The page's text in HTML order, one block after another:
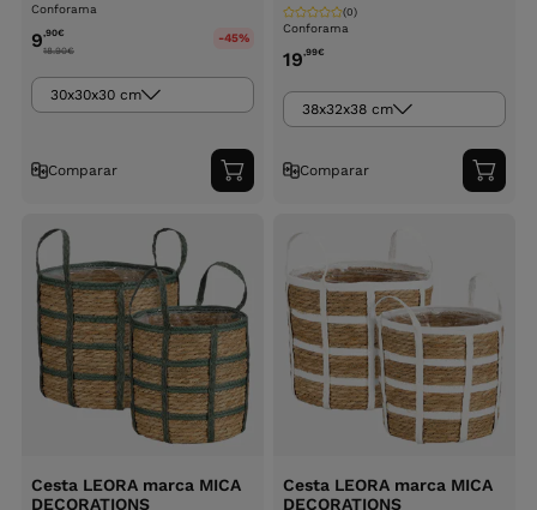
Conforama
9,90€
18.90€
-45%
30x30x30 cm
Comparar
Adicionar
ao
Conforama
(0)
19,99€
38x32x38 cm
Comparar
ao
Cesta LEORA marca MICA
DECORATIONS
Cesta LEORA marca MICA
DECORATIONS